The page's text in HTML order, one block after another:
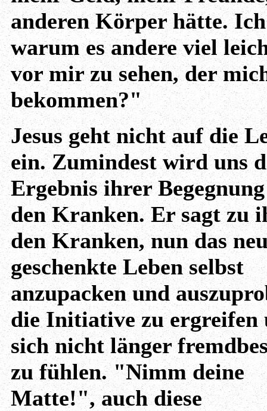
anderen Körper hätte.
warum es andere viel
vor mir zu sehen, der
bekommen?"
Jesus geht nicht auf die
ein. Zumindest wird uns
Ergebnis ihrer
den Kranken. Er sagt
den Kranken, nun das
geschenkte Leben selbst
anzupacken und
die Initiative zu ergreifen
sich nicht länger
zu fühlen. "Nimm deine
Matte!", auch diese